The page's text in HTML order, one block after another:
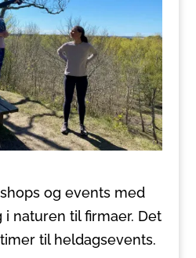
og events med
naturen til firmaer. Det
til heldagsevents.